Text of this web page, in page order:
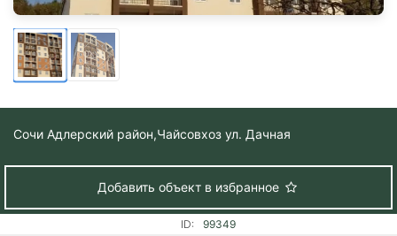
Сочи Адлерский район,Чайсовхоз ул. Дачная
Добавить объект в избранное
ID:
99349